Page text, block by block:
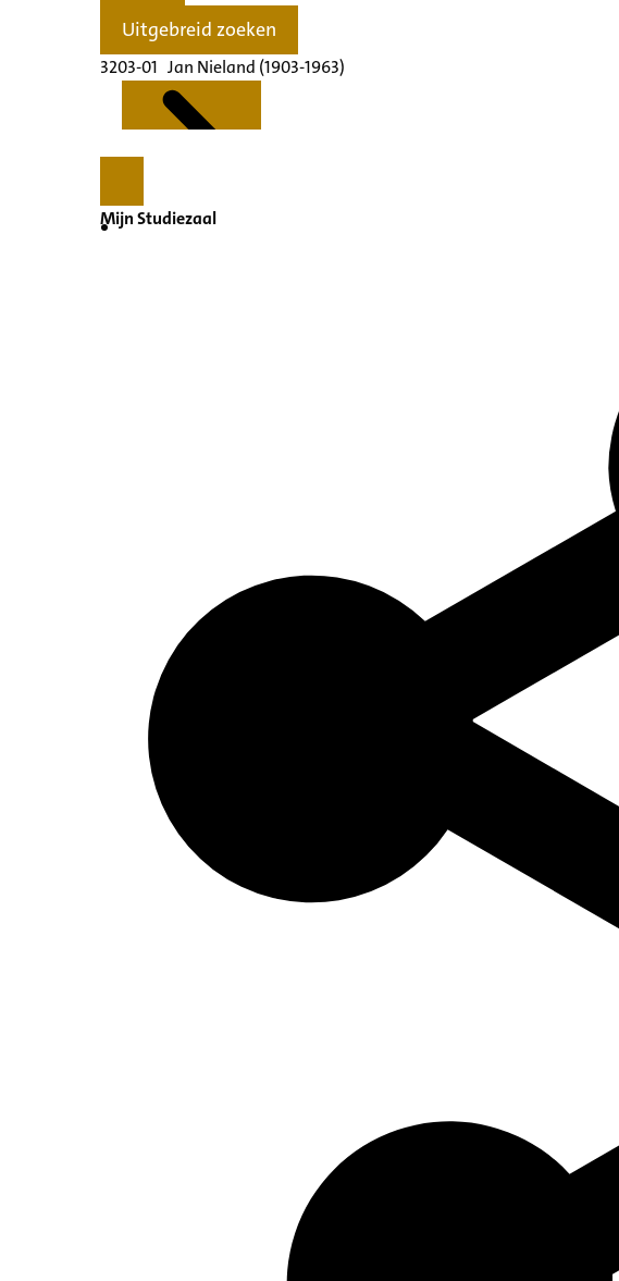
Uitgebreid zoeken
3203-01 Jan Nieland (1903-1963)
Mijn Studiezaal